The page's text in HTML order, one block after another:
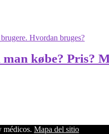
købe? Pris?
médicos. Mapa del sitio